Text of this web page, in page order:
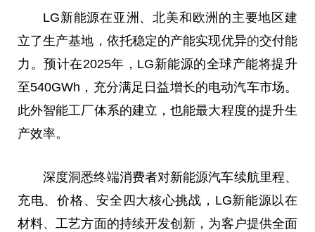
LG新能源在亚洲、北美和欧洲的主要地区建
立了生产基地，依托稳定的产能实现优异的交付能
力。预计在2025年，LG新能源的全球产能将提升
至540GWh，充分满足日益增长的电动汽车市场。
此外智能工厂体系的建立，也能最大程度的提升生
产效率。
深度洞悉终端消费者对新能源汽车续航里程、
充电、价格、安全四大核心挑战，LG新能源以在
材料、工艺方面的持续开发创新，为客户提供全面